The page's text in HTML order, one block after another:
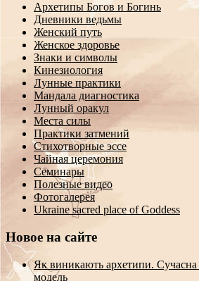
Архетипы Богов и Богинь
Дневники ведьмы
Женский путь
Женское здоровье
Знаки и символы
Кинезиология
Лунные практики
Мандала диагностика
Лунный оракул
Места силы
Практики затмений
Стихотворные эссе
Чайная церемония
Семинары
Полезные видео
Фотогалерея
Ukraine sacred place of Goddess
Новое на сайте
Як виникають архетипи. Сучасна
модель